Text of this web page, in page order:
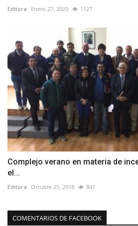
Editora Enero 27, 2020 1127
Complejo verano en materia de
el...
Editora Octubre 25, 2018 841
COMENTARIOS DE FACEBOOK